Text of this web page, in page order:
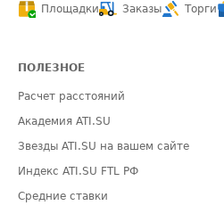
Площадки
Заказы Торги
ПОЛЕЗНОЕ
Расчет расстояний
Академия ATI.SU
Звезды ATI.SU на вашем сайте
Индекс ATI.SU FTL РФ
Средние ставки